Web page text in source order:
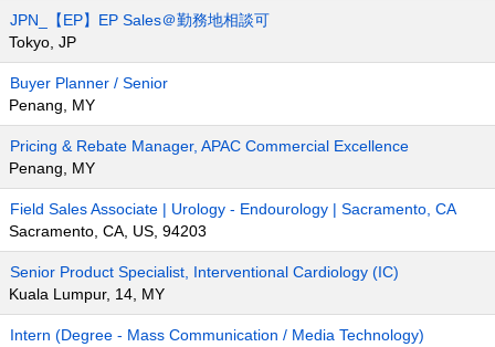
JPN_【EP】EP Sales＠勤務地相談可
Tokyo, JP
Buyer Planner / Senior
Penang, MY
Pricing & Rebate Manager, APAC Commercial Excellence
Penang, MY
Field Sales Associate | Urology - Endourology | Sacramento, CA
Sacramento, CA, US, 94203
Senior Product Specialist, Interventional Cardiology (IC)
Kuala Lumpur, 14, MY
Intern (Degree - Mass Communication / Media Technology)